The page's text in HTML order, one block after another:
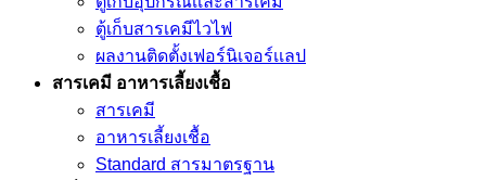
ตู้เก็บสารเคมีไวไฟ
ผลงานติดตั้งเฟอร์นิเจอร์เเลป
สารเคมี อาหารเลี้ยงเชื้อ
สารเคมี
อาหารเลี้ยงเชื้อ
Standard สารมาตรฐาน